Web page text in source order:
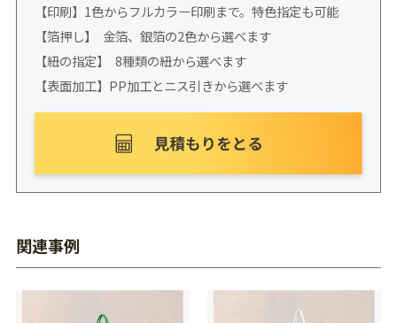
【印刷】1色からフルカラー印刷まで。特色指定も可能
【箔押し】 金箔、銀箔の2色から選べます
【紐の指定】 8種類の紐から選べます
【表面加工】PP加工とニス引きから選べます
関連事例